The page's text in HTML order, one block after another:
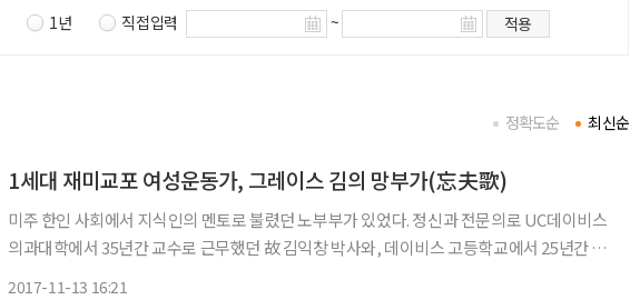
1년 직접입력 ~ 적용
최신순
정확도순
1세대 재미교포 여성운동가, 그레이스 김의 망부가(忘夫歌)
미주 한인 사회에서 지식인의 멘토로 불렸던 노부부가 있었다. 정신과 전문의로 UC데이비스
의과대학에서 35년간 교수로 근무했던 故 김익창 박사와, 데이비스 고등학교에서 25년간 교
2017-11-13 16:21